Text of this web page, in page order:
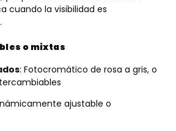
cuando la visibilidad es
o mixtas
: Fotocromático de rosa a gris, o
ajustable o